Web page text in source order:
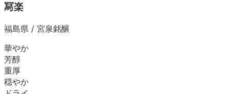
冩楽
福島県 / 宮泉銘醸
華やか
芳醇
重厚
穏やか